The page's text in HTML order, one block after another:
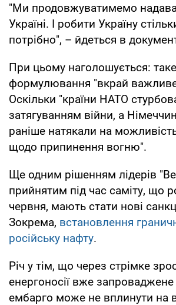
"Ми продовжуватимемо
Україні. І робити Україну
потрібно", – йдеться в
При цьому наголошується: таке
формулювання "вкрай
Оскільки "країни НАТО
затягуванням війни, а
раніше натякали на
щодо припинення вогню".
Ще одним рішенням лідерів
прийнятим під час саміту, що
червня, мають стати нові
Зокрема, встановлення
російську нафту.
Річ у тім, що через стрімке
енергоносії вже
ембарго може не вплинути на